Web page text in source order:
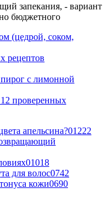
запекания, - вариант
бюджетного
(цедрой, соком,
рецептов
с лимонной
проверенных
апельсина?01222
01018
для волос0742
кожи0690